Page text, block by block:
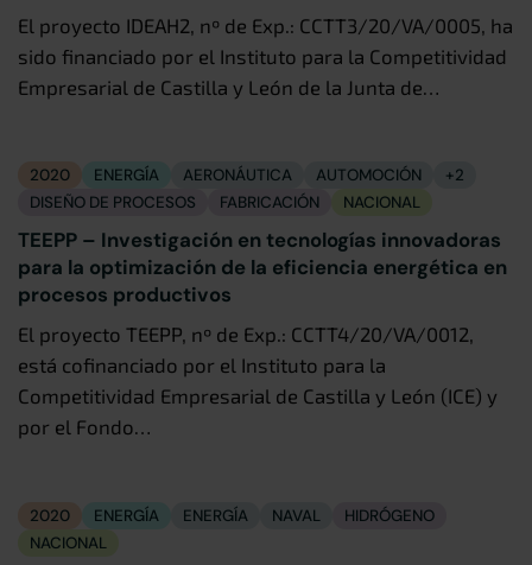
El proyecto IDEAH2, nº de Exp.: CCTT3/20/VA/0005, ha
sido financiado por el Instituto para la Competitividad
Empresarial de Castilla y León de la Junta de…
2020 ENERGÍA AERONÁUTICA AUTOMOCIÓN
+2
DISEÑO DE PROCESOS
FABRICACIÓN NACIONAL
TEEPP – Investigación en tecnologías innovadoras
para la optimización de la eficiencia energética en
procesos productivos
El proyecto TEEPP, nº de Exp.: CCTT4/20/VA/0012,
está cofinanciado por el Instituto para la
Competitividad Empresarial de Castilla y León (ICE) y
por el Fondo…
2020 ENERGÍA ENERGÍA NAVAL
HIDRÓGENO
NACIONAL